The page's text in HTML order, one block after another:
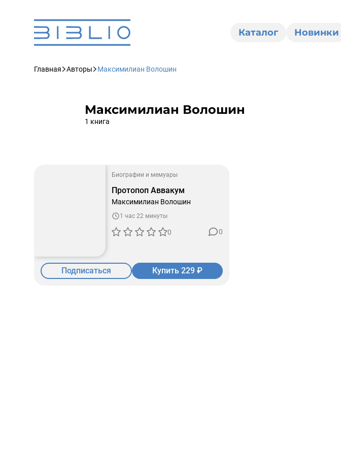
Каталог Новинки
Главная Авторы Максимилиан Волошин
Максимилиан Волошин
1 книга
Биографии и мемуары
Протопоп Аввакум
Максимилиан Волошин
1 час 22 минуты
0 0
Подписаться Купить 229 ₽